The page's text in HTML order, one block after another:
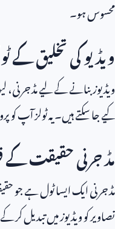
محسوس ہو۔
ویڈیو کی تخلیق کے
ویڈیوز بنانے کے لیے مڈ جرنی،
کیے جا سکتے ہیں۔ یہ ٹولز آپ کو
مڈ جرنی حقیقت
مڈ جرنی ایک ایسا ٹول ہے جو
تصاویر کو ویڈیوز میں تبدیل کر